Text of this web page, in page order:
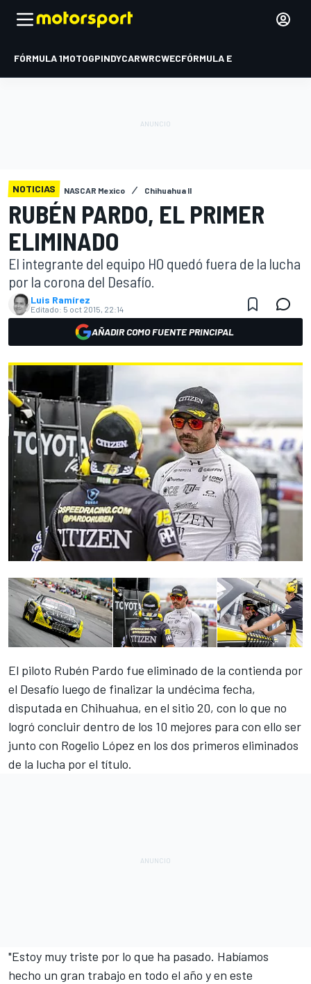
FÓRMULA 1MOTOGPINDYCARWRCWECFÓRMULA E
NOTICIAS NASCAR Mexico Chihuahua II
RUBÉN PARDO, EL PRIMER
ELIMINADO
El integrante del equipo HO quedó fuera de la lucha
por la corona del Desafío.
Luis Ramírez
Editado: 5 oct 2015, 22:14
AÑADIR COMO FUENTE PRINCIPAL
El piloto Rubén Pardo fue eliminado de la contienda por
el Desafío luego de finalizar la undécima fecha,
disputada en Chihuahua, en el sitio 20, con lo que no
logró concluir dentro de los 10 mejores para con ello ser
junto con Rogelio López en los dos primeros eliminados
de la lucha por el título.
"Estoy muy triste por lo que ha pasado. Habíamos
hecho un gran trabajo en todo el año y en este